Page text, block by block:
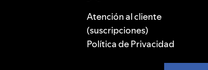
Atención al cliente
(suscripciones)
Política de Privacidad